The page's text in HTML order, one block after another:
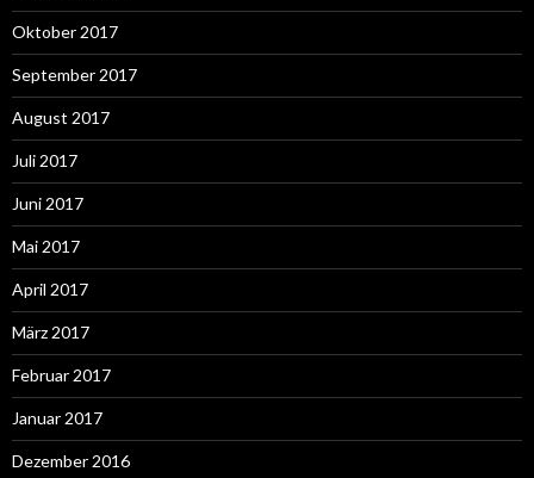
Oktober 2017
September 2017
August 2017
Juli 2017
Juni 2017
Mai 2017
April 2017
März 2017
Februar 2017
Januar 2017
Dezember 2016